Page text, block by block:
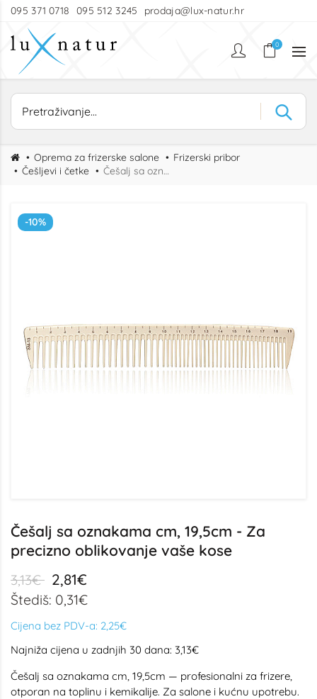
095 371 0718 095 512 3245 prodaja@lux-natur.hr
0
Oprema za frizerske salone
Frizerski pribor
Češljevi i četke
Češalj sa oznakama cm, 19,5cm
-10%
Češalj sa oznakama cm, 19,5cm - Za
precizno oblikovanje vaše kose
3,13€ 2,81€
Štediš: 0,31€
Cijena bez PDV-a: 2,25€
Najniža cijena u zadnjih 30 dana: 3,13€
Češalj sa oznakama cm, 19,5cm — profesionalni za frizere,
otporan na toplinu i kemikalije. Za salone i kućnu upotrebu.